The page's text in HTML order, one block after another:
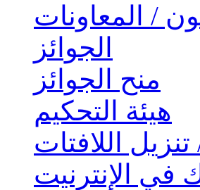
/ المعاونات
الجوائز
منح الجوائز
هيئة التحكيم
اللافتات
في الإنترنيت